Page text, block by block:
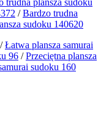
trudna plansza sudoku
/Bardzo trudna
sudoku 140620
/Łatwa plansza samurai
96 /Przeciętna plansza
sudoku 160